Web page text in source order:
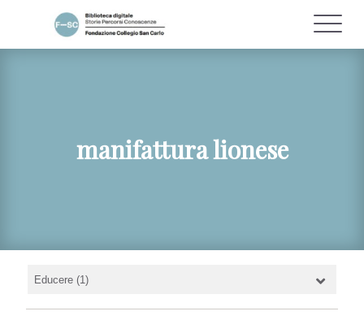
manifattura lionese